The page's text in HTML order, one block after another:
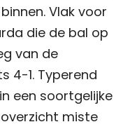
Vlak voor
die de bal op
van de
4-1. Typerend
een soortgelijke
miste